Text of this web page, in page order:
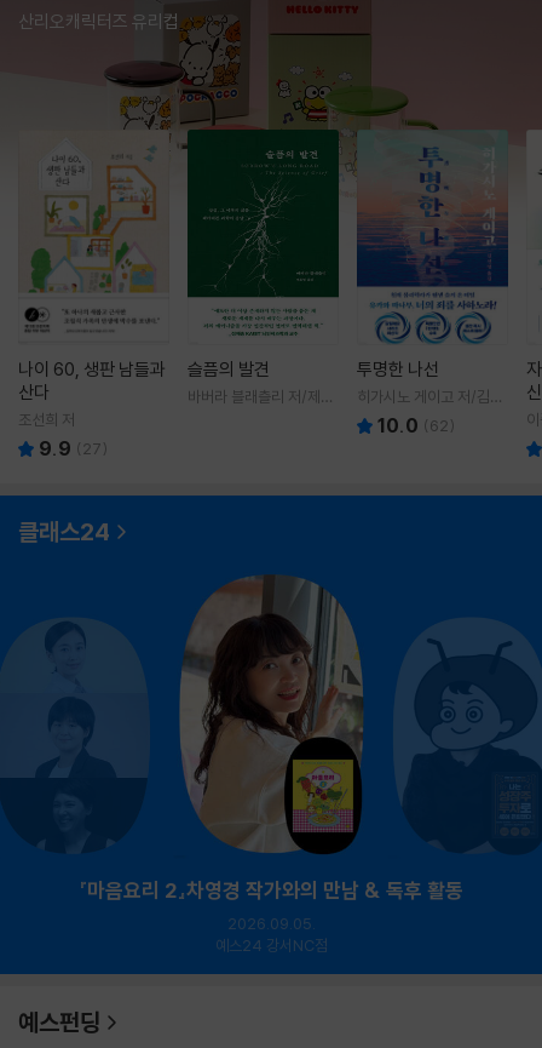
산리오캐릭터즈 유리컵
나이 60, 생판 남들과
산다
조선희 저
9.9 ( 27)
슬픔의 발견
바버라 블래츨리 저/제효
투명한 나선
히가시노 게이고 저/김선
영 역10.0 (62)
클래스24
『마음요리 2』차영경 작가와의 만남 & 독후 활동
2026.09.05.
예스24 강서NC점
예스펀딩